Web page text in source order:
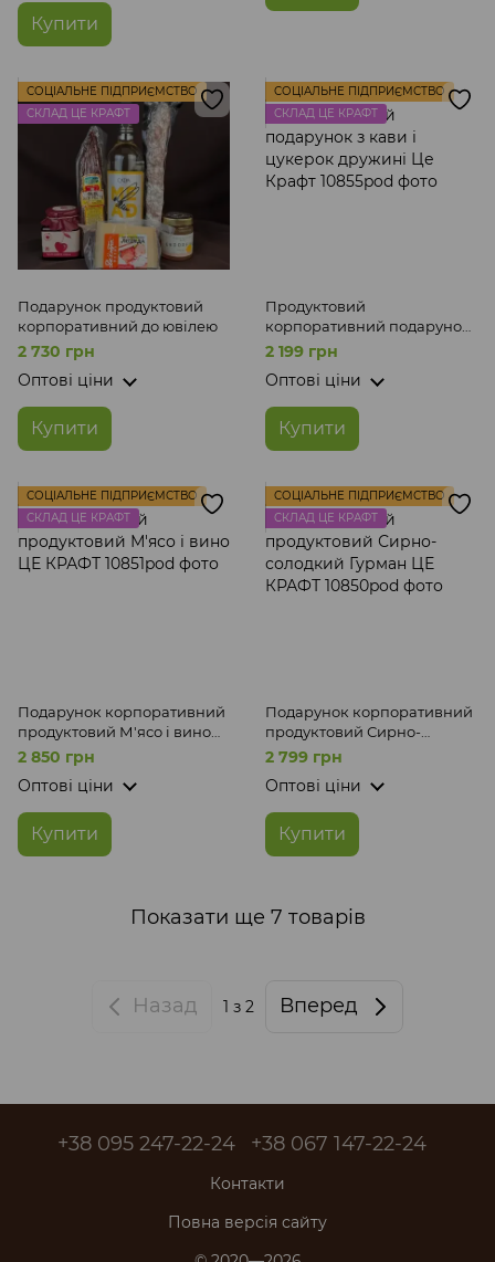
Купити
СОЦІАЛЬНЕ ПІДПРИЄМСТВО
СКЛАД ЦЕ КРАФТ
Подарунок продуктовий
корпоративний до ювілею
2 730 грн
Оптові ціни
Купити
СОЦІАЛЬНЕ ПІДПРИЄМСТВО
СКЛАД ЦЕ КРАФТ
Продуктовий
корпоративний подарунок
з кави і цукерок дружині Це
2 199 грн
Оптові ціни
Купити
СОЦІАЛЬНЕ ПІДПРИЄМСТВО
СКЛАД ЦЕ КРАФТ
Подарунок корпоративний
продуктовий М'ясо і вино
ЦЕ КРАФТ
2 850 грн
Оптові ціни
Купити
СОЦІАЛЬНЕ ПІДПРИЄМСТВО
СКЛАД ЦЕ КРАФТ
Подарунок корпоративний
продуктовий Сирно-
солодкий Гурман ЦЕ КРАФТ
2 799 грн
Оптові ціни
Купити
Показати ще 7 товарів
Назад 1 з 2 Вперед
+38 095 247-22-24 +38 067 147-22-24
Контакти
Повна версія сайту